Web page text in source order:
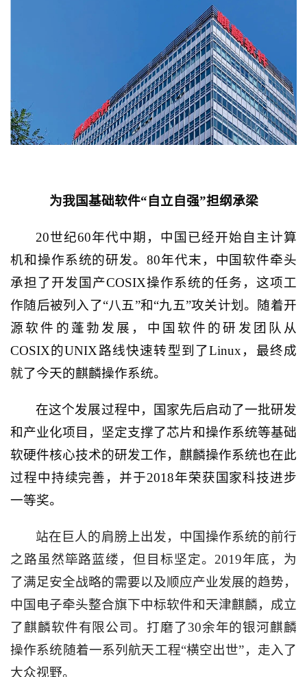
为我国基础软件“自立自强”担纲承梁
20世纪60年代中期，中国已经开始自主计算
机和操作系统的研发。 80年代末，中国软件牵头
承担了开发国产COSIX操作系统的任务，这项工
作随后被列入了“八五”和“九五”攻关计划。随着开
源软件的蓬勃发展，中国软件的研发团队从
COSIX的UNIX路线快速转型到了Linux ，最终成
就了今天的麒麟操作系统。
在这个发展过程中，国家先后启动了一批研发
和产业化项目，坚定支撑了芯片和操作系统等基础
软硬件核心技术的研发工作，麒麟操作系统也在此
过程中持续完善，并于2018年荣获国家科技进步
一等奖。
站在巨人的肩膀上出发，中国操作系统的前行
之路虽然筚路蓝缕，但目标坚定。 2019年底，为
了满足安全战略的需要以及顺应产业发展的趋势，
中国电子牵头整合旗下中标软件和天津麒麟，成立
了麒麟软件有限公司。打磨了30余年的银河麒麟
操作系统随着一系列航天工程“横空出世”，走入了
大众视野。